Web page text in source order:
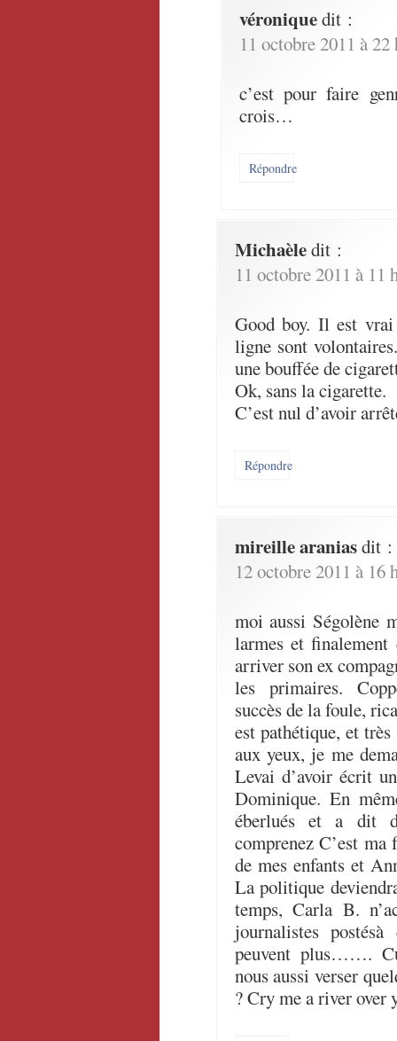
véroniquedit :
11 octobre 2011 à
c’est pour faire
crois…
Répondre
Michaèledit :
11 octobre 2011 à 11
Good boy. Il est
ligne sont
une bouffée de
Ok, sans la cigarette.
C’est nul d’avoir
Répondre
mireille araniasdit :
12 octobre 2011 à 16
moi aussi Ségolène
larmes et
arriver son ex
les primaires.
succès de la foule,
est pathétique, et
aux yeux, je me
Levai d’avoir écrit
Dominique. En
éberlués et a dit
comprenez C’est
de mes enfants et
La politique
temps, Carla B.
journalistes
peuvent plus…….
nous aussi verser
? Cry me a river over